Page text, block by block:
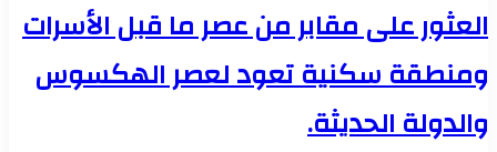
العثور على مقابر من عصر ما قبل الأسرات
ومنطقة سكنية تعود لعصر الهكسوس
والدولة الحديثة.